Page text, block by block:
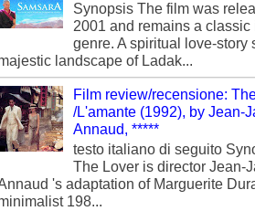
Synopsis The film was
2001 and remains a classic
genre. A spiritual love-story
landscape of Ladak...
Film review/recensione:
/L'amante (1992), by Jean-
Annaud, *****
testo italiano di seguito
The Lover is director Jean-
's adaptation of Marguerite
198...